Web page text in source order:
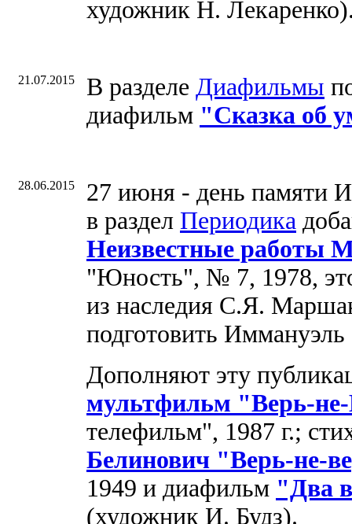
художник Н.
21.07.2015 В разделе Диафильмы
диафильм "Сказка об
28.06.2015
27 июня - день памяти
в раздел Периодика
Неизвестные работы
"Юность", № 7, 1978,
из наследия С.Я.
подготовить
Дополняют эту
мультфильм "Верь-
телефильм", 1987 г.;
Белинович "Верь-не-
1949 и диафильм "Два
(художник И. Будз).